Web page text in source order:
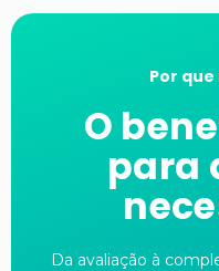
Por
O
para
Da avaliação à